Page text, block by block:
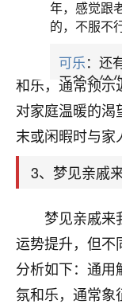
运势提升，具
析。以下是根
（无特定身份
和乐，通常预示
对家庭温暖的渴
末或闲暇时与家
3、梦见亲戚
梦见亲戚来
运势提升，但不
分析如下：通用
氛和乐，通常
年，感觉跟
的，不服不行
可乐：还
天爷会给
哪样不服
平安是福
卦，认识
17分钟前 来
心若莲花
我是做餐饮
一家，要么
家底快败光
回事？